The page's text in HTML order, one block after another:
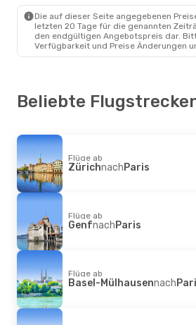
Die auf dieser Seite angegebenen
letzten 20 Tage für die genannten
den endgültigen Angebotspreis dar.
Verfügbarkeit und Preise Änderungen
Beliebte
Flüge ab
ZürichnachParis
Flüge ab
GenfnachParis
Flüge ab
Basel-Mülhausennach